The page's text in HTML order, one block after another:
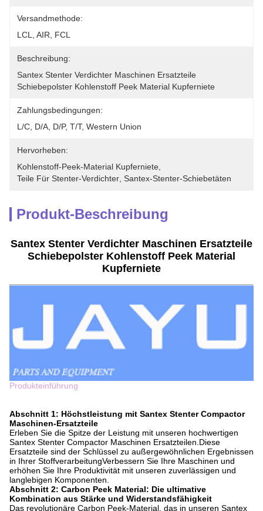
Versandmethode:
LCL, AIR, FCL
Beschreibung:
Santex Stenter Verdichter Maschinen Ersatzteile
Schiebepolster Kohlenstoff Peek Material Kupferniete
Zahlungsbedingungen:
L/C, D/A, D/P, T/T, Western Union
Hervorheben:
Kohlenstoff-Peek-Material Kupferniete
Teile Für Stenter-Verdichter Santex-Stenter-Schiebetäten
Produkt-Beschreibung
Santex Stenter Verdichter Maschinen Ersatzteile
Schiebepolster Kohlenstoff Peek Material
Kupferniete
Produkteinführung
Abschnitt 1: Höchstleistung mit Santex Stenter Compactor
Maschinen-Ersatzteile
Erleben Sie die Spitze der Leistung mit unseren hochwertigen
Santex Stenter Compactor Maschinen Ersatzteilen.Diese
Ersatzteile sind der Schlüssel zu außergewöhnlichen Ergebnissen
in Ihrer StoffverarbeitungVerbessern Sie Ihre Maschinen und
erhöhen Sie Ihre Produktivität mit unseren zuverlässigen und
langlebigen Komponenten.
Abschnitt 2: Carbon Peek Material: Die ultimative
Kombination aus Stärke und Widerstandsfähigkeit
Das revolutionäre Carbon Peek-Material, das in unseren Santex